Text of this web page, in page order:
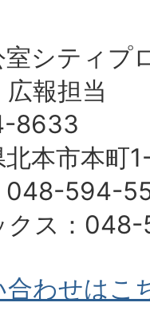
室シティプ
広報担当
8633
本市本町
048-594-
クス：
合わせはこ